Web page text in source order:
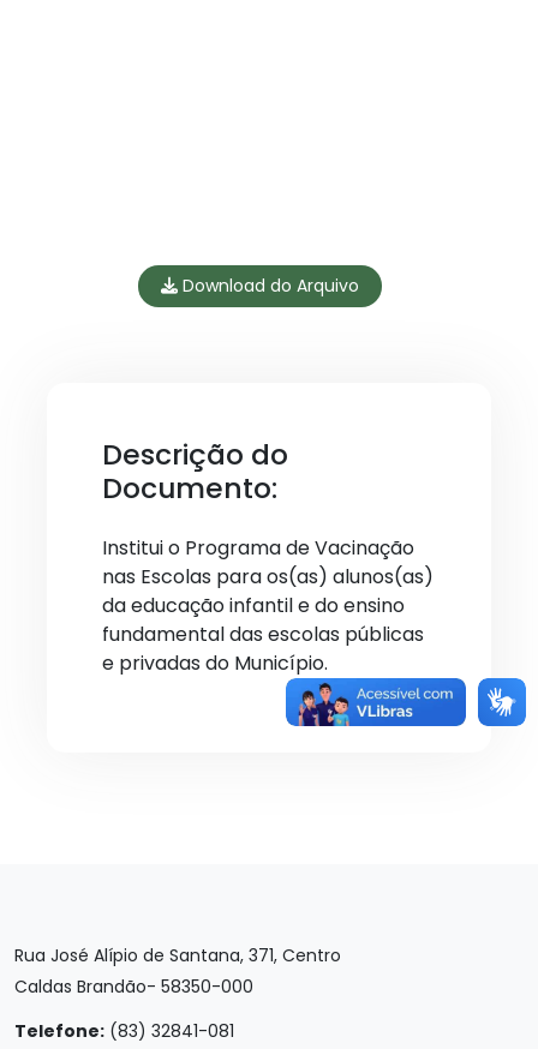
Download do Arquivo
Descrição do
Documento:
Institui o Programa de Vacinação
nas Escolas para os(as) alunos(as)
da educação infantil e do ensino
fundamental das escolas públicas
e privadas do Município.
Rua José Alípio de Santana, 371, Centro
Caldas Brandão- 58350-000
Telefone: (83) 32841-081